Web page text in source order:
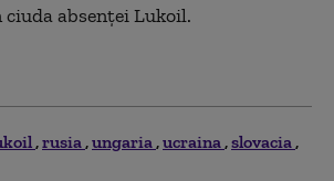
absenţei Lukoil.
rusia ungaria ucraina slovacia